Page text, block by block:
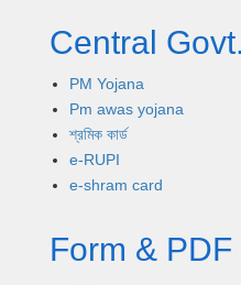
Central
PM Yojana
Pm awas yojana
শ্রমিক কার্ড
e-RUPI
e-shram card
Form &